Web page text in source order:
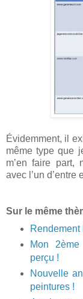
Évidemment, il
même type que
m’en faire part,
avec l’un d’entre
Sur le même
Rendement
Mon
perçu !
Nouvelle
peintures !